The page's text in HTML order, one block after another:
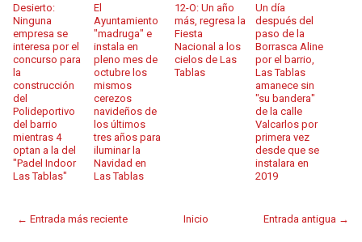
Desierto:
Ninguna
empresa se
interesa por el
concurso para
la
construcción
del
Polideportivo
del barrio
mientras 4
optan a la del
"Padel Indoor
Las Tablas"
El
Ayuntamiento
"madruga" e
instala en
pleno mes de
octubre los
mismos
cerezos
navideños de
los últimos
tres años para
iluminar la
Navidad en
Las Tablas
12-O: Un año
más, regresa la
Fiesta
Nacional a los
cielos de Las
Tablas
Un día
después del
paso de la
Borrasca Aline
por el barrio,
Las Tablas
amanece sin
"su bandera"
de la calle
Valcarlos por
primera vez
desde que se
instalara en
2019
← Entrada más reciente Entrada antigua →
Inicio